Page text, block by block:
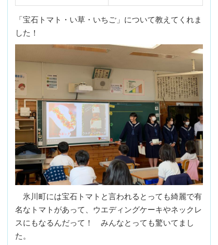
「宝石トマト・い草・いちご」について教えてくれま
した！
氷川町には宝石トマトと言われるとっても綺麗で有
名なトマトがあって、ウエディングケーキやネックレ
スにもなるんだって！ みんなとっても驚いてまし
た。